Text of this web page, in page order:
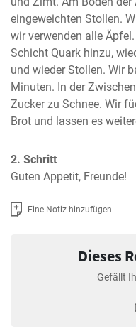
eingeweichten Stollen.
wir verwenden alle
Schicht Quark hinzu,
und wieder Stollen. Wir
Minuten. In der
Zucker zu Schnee. Wir
Brot und lassen es
2. Schritt
Guten Appetit, Freunde!
Eine Notiz hinzufügen
Dieses
Gefällt